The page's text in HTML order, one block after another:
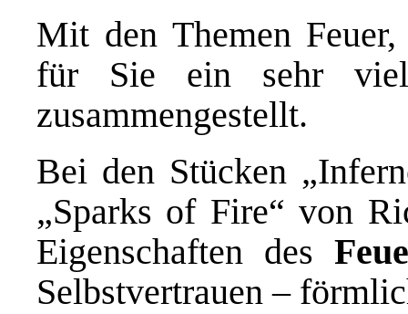
Mit den Themen
für Sie ein sehr
zusammengestellt.
Bei den Stücken
„Sparks of Fire“ von
Eigenschaften des
Selbstvertrauen –